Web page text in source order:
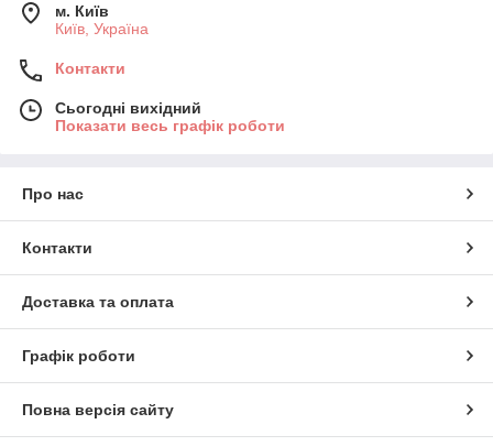
м. Київ
Київ, Україна
Контакти
Сьогодні вихідний
Показати весь графік роботи
Про нас
Контакти
Доставка та оплата
Графік роботи
Повна версія сайту